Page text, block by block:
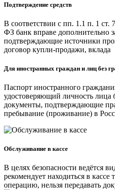
Подтверждение средств
В соответствии с пп. 1.1 п. 1 ст.
ФЗ банк вправе дополнительно
подтверждающие источники
договор купли-продажи, вклада
Для иностранных граждан и лиц без
Паспорт иностранного
удостоверяющий личность лица
документы, подтверждающие
пребывание (проживание) в
Обслуживание в кассе
В целях безопасности ведётся
рекомендует находиться в
операцию, нельзя передавать